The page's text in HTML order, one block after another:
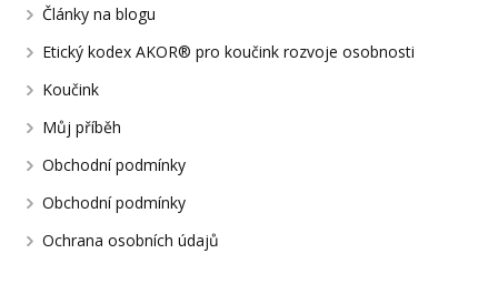
Články na blogu
Etický kodex AKOR® pro koučink rozvoje osobnosti
Koučink
Můj příběh
Obchodní podmínky
Obchodní podmínky
Ochrana osobních údajů